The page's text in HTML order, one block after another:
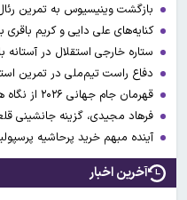
بازگشت وینیسیوس به تمرین
کنایه‌های علی دایی و کریم باقری
ستاره خارجی استقلال در آستانه
دفاع راست تیم‌ملی در تمرین
قهرمان جام جهانی ۲۰۲۶ از نگاه هوش مصنوعی / آرژانتین یا اسپانیا؟
فرهاد مجیدی، گزینه جانشینی
آینده مبهم خرید پرحاشیه
آخرین اخبار